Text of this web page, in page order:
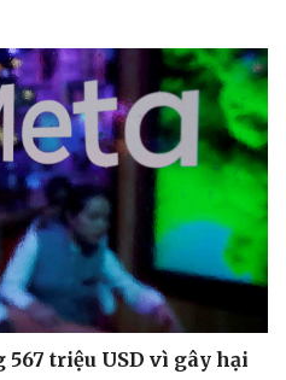
Giải trí
Nghệ sĩ
Sao Việt
triệu USD vì gây hại